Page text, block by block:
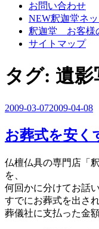
お問い合わせ
NEW釈迦堂ネ
釈迦堂 お客様
サイトマップ
タグ: 遺影
投
日:
2009-03-072009-04-08
お葬式を安
仏檀仏具の専門店「
を、
何回かに分けてお話
すでにお葬式を出さ
葬儀社に支払った金